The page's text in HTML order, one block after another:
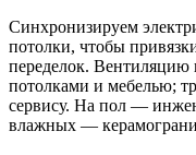
Синхронизируем
потолки, чтобы
переделок. Вентиляцию
потолками и мебелью;
сервису. На пол —
влажных —